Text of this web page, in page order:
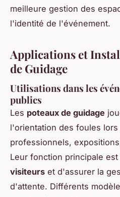
meilleure gestion des
l'identité de l'événement.
Applications et
de Guidage
Utilisations dans les
publics
Les poteaux de guidage
l'orientation des foules
professionnels,
Leur fonction principale
visiteurs et d'assurer la
d'attente. Différents